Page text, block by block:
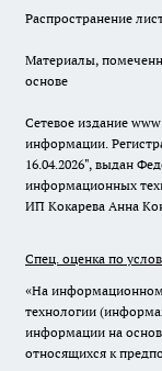
Распространение
Материалы,
основе
Сетевое издание
информации.
16.04.2026", выдан
информационных
ИП Кокарева Анна
Спец. оценка по
«На
технологии
информации на
относящихся к